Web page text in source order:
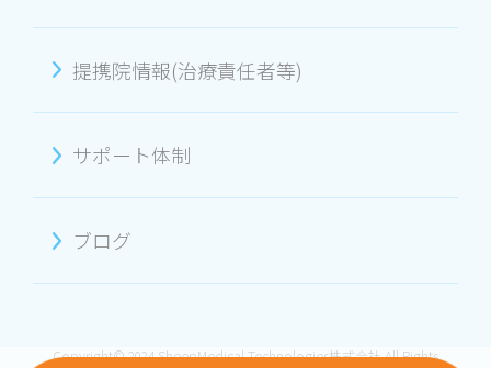
提携院情報(治療責任者等)
サポート体制
ブログ
Copyright© 2024 SheepMedical Technologies株式会社 All Rights